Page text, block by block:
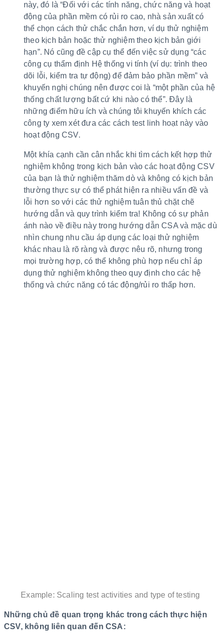
này, đó là “Đối với các tính năng, chức năng và hoạt
động của phần mềm có rủi ro cao, nhà sản xuất có
thể chọn cách thử chắc chắn hơn, ví dụ thử nghiệm
theo kịch bản hoặc thử nghiệm theo kịch bản giới
hạn”. Nó cũng đề cập cụ thể đến việc sử dụng “các
công cụ thẩm định Hệ thống vi tính (ví dụ: trình theo
dõi lỗi, kiểm tra tự động) để đảm bảo phần mềm” và
khuyến nghị chúng nên được coi là “một phần của hệ
thống chất lượng bất cứ khi nào có thể”. Đây là
những điểm hữu ích và chúng tôi khuyến khích các
công ty xem xét đưa các cách test linh hoạt này vào
hoạt động CSV.
Một khía cạnh cần cân nhắc khi tìm cách kết hợp thử
nghiệm không trong kịch bản vào các hoạt động CSV
của bạn là thử nghiệm thăm dò và không có kịch bản
thường thực sự có thể phát hiện ra nhiều vấn đề và
lỗi hơn so với các thử nghiệm tuân thủ chặt chẽ
hướng dẫn và quy trình kiểm tra! Không có sự phản
ánh nào về điều này trong hướng dẫn CSA và mặc dù
nhìn chung nhu cầu áp dụng các loại thử nghiệm
khác nhau là rõ ràng và được nêu rõ, nhưng trong
mọi trường hợp, có thể không phù hợp nếu chỉ áp
dụng thử nghiệm không theo quy định cho các hệ
thống và chức năng có tác động/rủi ro thấp hơn.
Example: Scaling test activities and type oftesting
Những chủ đề quan trọng khác trong cách thực hiện
CSV, không liên quan đến CSA: